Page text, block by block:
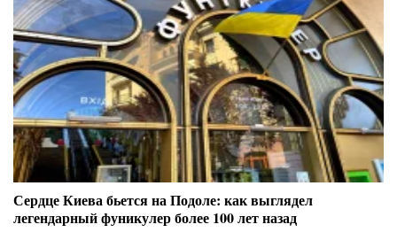
Сердце Киева бьется на Подоле: как выглядел
легендарный фуникулер более 100 лет назад